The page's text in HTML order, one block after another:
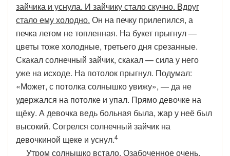
зайчика и уснула. И зайчику стало скучно. Вдруг
стало ему холодно. Он на печку прилепился, а
печка летом не топленная. На букет прыгнул —
цветы тоже холодные, третьего дня срезанные.
Скакал солнечный зайчик, скакал — сила у него
уже на исходе. На потолок прыгнул. Подумал:
«Может, с потолка солнышко увижу», — да не
удержался на потолке и упал. Прямо девочке на
щёку. А девочка ведь больная была, жар у неё был
высокий. Согрелся солнечный зайчик на
девочкиной щеке и уснул.4
Утром солнышко встало. Озабоченное очень.